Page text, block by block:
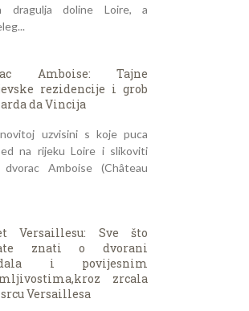
dragulja doline Loire, a
Amboise: Tajne
rezidencije i grob
da Vincija
uzvisini s koje puca
na rijeku Loire i slikoviti
Amboise (Château
Versaillesu: Sve što
znati o dvorani
i povijesnim
zrcala
Versaillesa